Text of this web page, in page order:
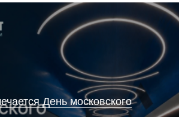
День московского